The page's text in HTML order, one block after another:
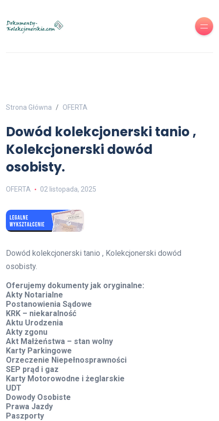
Strona Główna OFERTA
Dowód kolekcjonerski tanio ,
Kolekcjonerski dowód
osobisty.
OFERTA 02 listopada, 2025
Dowód kolekcjonerski tanio , Kolekcjonerski dowód
osobisty.
Oferujemy dokumenty jak oryginalne:
Akty Notarialne
Postanowienia Sądowe
KRK – niekaralność
Aktu Urodzenia
Akty zgonu
Akt Małżeństwa – stan wolny
Karty Parkingowe
Orzeczenie Niepełnosprawności
SEP prąd i gaz
Karty Motorowodne i żeglarskie
UDT
Dowody Osobiste
Prawa Jazdy
Paszporty